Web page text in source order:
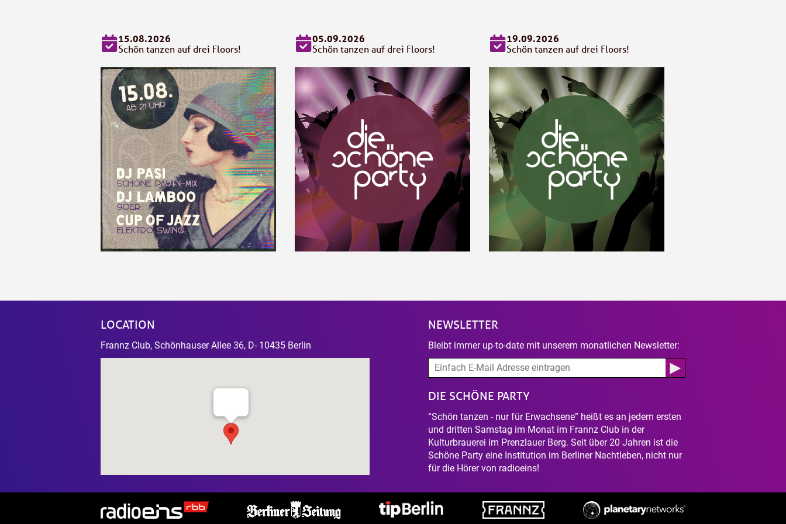
15.08.2026
Schön tanzen auf drei Floors!
05.09.2026
Schön tanzen auf drei Floors!
19.09.2026
Schön tanzen auf drei Floors!
LOCATION
Frannz Club, Schönhauser Allee 36, D- 10435 Berlin
NEWSLETTER
Bleibt immer up-to-date mit unserem monatlichen Newsletter:
DIE SCHÖNE PARTY
“Schön tanzen - nur für Erwachsene” heißt es an jedem ersten
und dritten Samstag im Monat im Frannz Club in der
Kulturbrauerei im Prenzlauer Berg. Seit über 20 Jahren ist die
Schöne Party eine Institution im Berliner Nachtleben, nicht nur
für die Hörer von radioeins!